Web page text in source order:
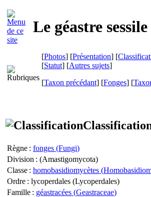
Le géastre
[Photos] [Présentation] [
[Statut] [Autres sujets]
[Taxon précédant] [Fonges] [
Règne : fonges (Fungi)
Division : (Amastigomycota)
Classe : homobasidiomycètes (
Ordre : lycoperdales (Lycoperdales)
Famille : géastracées (Geastraceae)